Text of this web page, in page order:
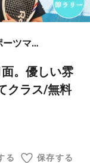
マックス春日部インドア/スポーツマックスインドアテニススクール
。優しい雰
クラス/無料
る 保存する